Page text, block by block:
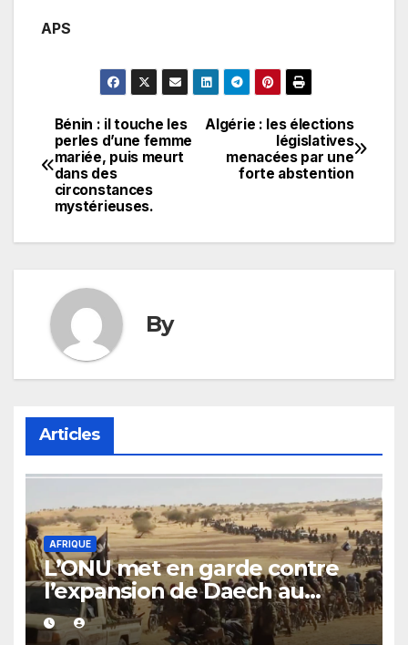
APS
Navigation
de
l’article
Algérie : les élections
législatives
menacées par une
forte abstention
Bénin : il touche les
perles d’une femme
mariée, puis meurt
dans des
circonstances
mystérieuses.
By
Articles
AFRIQUE
L’ONU met en garde contre
l’expansion de Daech au
Sahel et dans le bassin du lac
Tchad